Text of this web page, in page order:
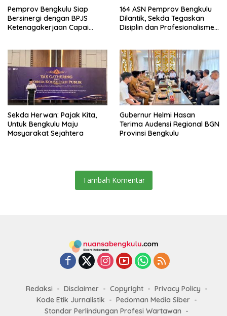
Pemprov Bengkulu Siap
Bersinergi dengan BPJS
Ketenagakerjaan Capai
164 ASN Pemprov Bengkulu
Dilantik, Sekda Tegaskan
Disiplin dan Profesionalisme
Sekda Herwan: Pajak Kita,
Untuk Bengkulu Maju
Masyarakat Sejahtera
Gubernur Helmi Hasan
Terima Audensi Regional BGN
Provinsi Bengkulu
Tambah Komentar
Redaksi Disclaimer Copyright
Privacy Policy
Kode Etik Jurnalistik
Pedoman Media Siber
Standar Perlindungan Profesi Wartawan